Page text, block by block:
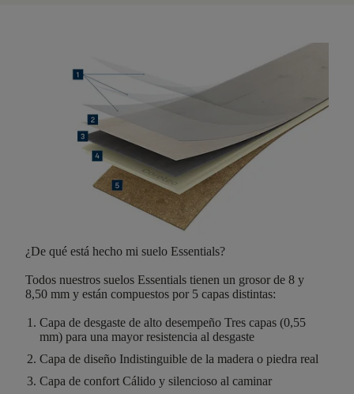
¿De qué está hecho mi suelo Essentials?
Todos nuestros suelos Essentials tienen un grosor de 8 y
8,50 mm y están compuestos por 5 capas distintas:
Capa de desgaste de alto desempeño Tres capas (0,55
mm) para una mayor resistencia al desgaste
Capa de diseño Indistinguible de la madera o piedra real
Capa de confort Cálido y silencioso al caminar